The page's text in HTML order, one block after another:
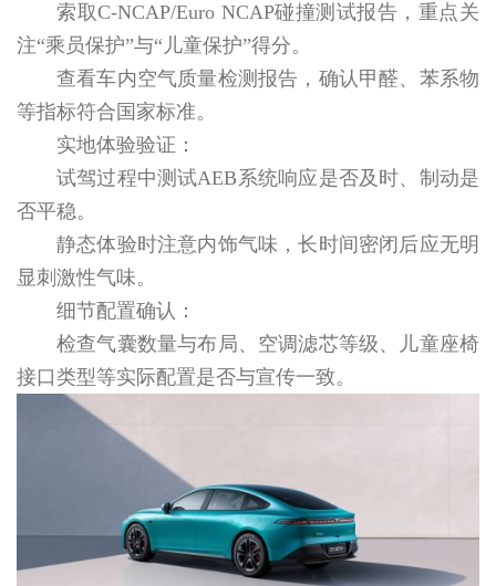
索取C-NCAP/Euro NCAP碰撞测试报告，重点关
注“乘员保护”与“儿童保护”得分。
查看车内空气质量检测报告，确认甲醛、苯系物
等指标符合国家标准。
实地体验验证：
试驾过程中测试AEB系统响应是否及时、制动是
否平稳。
静态体验时注意内饰气味，长时间密闭后应无明
显刺激性气味。
细节配置确认：
检查气囊数量与布局、空调滤芯等级、儿童座椅
接口类型等实际配置是否与宣传一致。